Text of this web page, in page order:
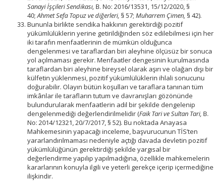
Sanayi İşçileri Sendikası, B. No: 2016/13531, 15/12/2020, §
40;Ahmet Sefa Topuz ve diğerleri, § 57; Muharrem Çimen, § 42).
Bununla birlikte sendika hakkının gerektirdiği pozitif
yükümlülüklerin yerine getirildiğinden söz edilebilmesi için her
iki tarafın menfaatlerinin de mümkün olduğunca
dengelenmesi ve taraflardan biri aleyhine ölçüsüz bir sonuca
yol açılmaması gerekir. Menfaatler dengesinin kurulmasında
taraflardan biri aleyhine bireysel olarak aşırı ve olağan dışı bir
külfetin yüklenmesi, pozitif yükümlülüklerin ihlali sonucunu
doğurabilir. Olayın bütün koşulları ve taraflara tanınan tüm
imkânlar ile tarafların tutum ve davranışları gözönünde
bulundurularak menfaatlerin adil bir şekilde dengelenip
dengelenmediği değerlendirilmelidir (Faik Tari ve Sultan Tari, B.
No: 2014/12321, 20/7/2017, § 52). Bu noktada Anayasa
Mahkemesinin yapacağı inceleme, başvurucunun TİS’ten
yararlandırılmaması nedeniyle açtığı davada devletin pozitif
yükümlülüğünün gerektirdiği şekilde yargısal bir
değerlendirme yapılıp yapılmadığına, özellikle mahkemelerin
kararlarının konuyla ilgili ve yeterli gerekçe içerip içermediğine
ilişkindir.